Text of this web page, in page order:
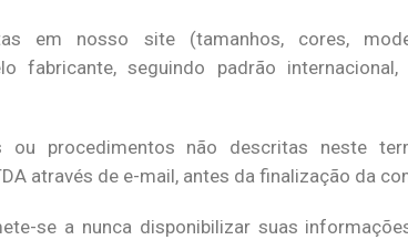
em nosso site (tamanhos, cores,
fabricante, seguindo padrão
ou procedimentos não descritas neste
através de e-mail, antes da finalização da
se a nunca disponibilizar suas